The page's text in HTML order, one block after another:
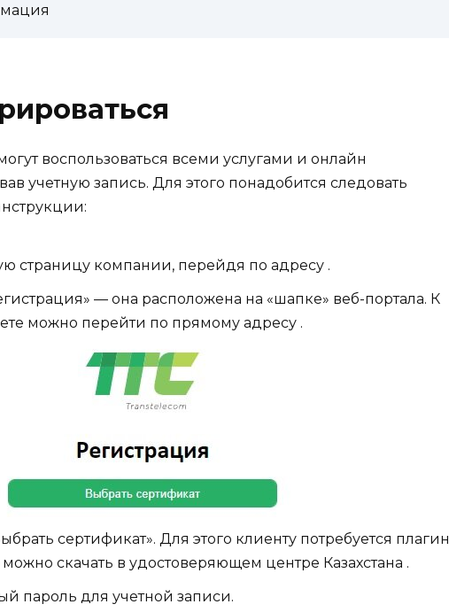
воспользоваться всеми услугами и онлайн
учетную запись. Для этого понадобится следовать
страницу компании, перейдя по адресу .
— она расположена на «шапке» веб-портала. К
можно перейти по прямому адресу .
сертификат». Для этого клиенту потребуется плагин
скачать в удостоверяющем центре Казахстана .
пароль для учетной записи.